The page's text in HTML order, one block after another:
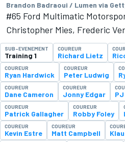
Brandon Badraoui / Lumen via
#65 Ford Multimatic
Christopher Mies, Frederic
SUB-EVENEMENT
Training 1
COUREUR
Richard Lietz
COUREUR
Ryan Hardwick
COUREUR
Peter Ludwig
COUREUR
Dane Cameron
COUREUR
Jonny Edgar
COUREUR
Patrick Gallagher
COUREUR
Robby Foley
COUREUR
Kevin Estre
COUREUR
Matt Campbell